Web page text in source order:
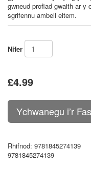
gwneud profiad gwaith ar y
sgrifennu ambell eitem.
Nifer
£4.99
Rhifnod: 9781845274139
9781845274139